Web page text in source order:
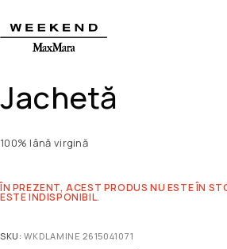
Jachetă
100% lână virgină
ÎN PREZENT, ACEST PRODUS NU ESTE ÎN
ESTE INDISPONIBIL.
SKU:WKDLAMINE 2615041071